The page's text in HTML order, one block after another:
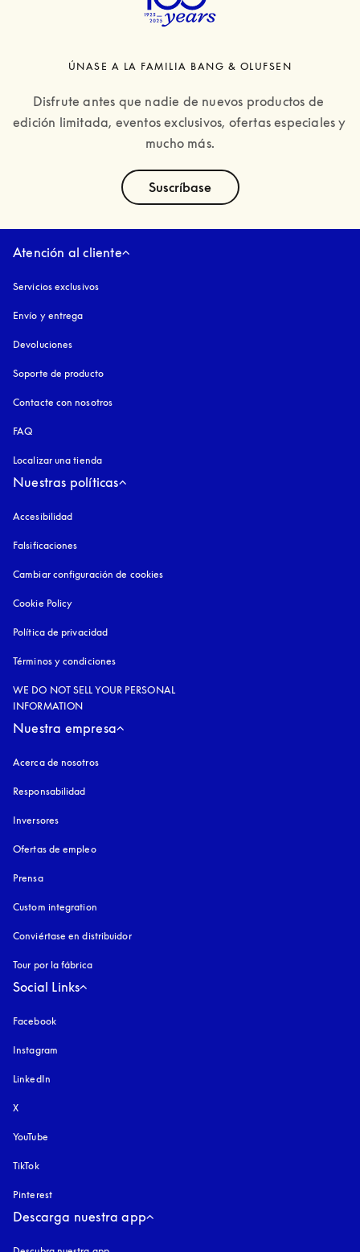
ÚNASE A LA FAMILIA BANG & OLUFSEN
Disfrute antes que nadie de nuevos productos de
edición limitada, eventos exclusivos, ofertas especiales y
mucho más.
Suscríbase
Atención al cliente
Servicios exclusivos
Envío y entrega
Devoluciones
Soporte de producto
Contacte con nosotros
FAQ
Localizar una tienda
Nuestras políticas
Accesibilidad
Falsificaciones
Cambiar configuración de cookies
Cookie Policy
Política de privacidad
Términos y condiciones
WE DO NOT SELL YOUR PERSONAL
INFORMATION
Nuestra empresa
Acerca de nosotros
Responsabilidad
Inversores
Ofertas de empleo
Prensa
Custom integration
Conviértase en distribuidor
Tour por la fábrica
Social Links
Facebook
Instagram
LinkedIn
X
YouTube
TikTok
Pinterest
Descarga nuestra app